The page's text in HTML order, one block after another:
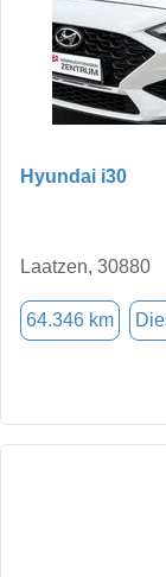
Hyundai i30
Laatzen, 30880
64.346 km